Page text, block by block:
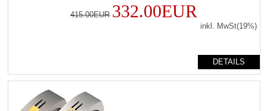
415.00EUR 332.00EUR
inkl. MwSt(19%)
DETAILS